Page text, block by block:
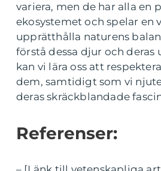
variera, men de har alla en
ekosystemet och spelar en
upprätthålla naturens
förstå dessa djur och deras
kan vi lära oss att
dem, samtidigt som vi
deras skräckblandade
Referenser: